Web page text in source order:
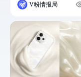
V粉情报局